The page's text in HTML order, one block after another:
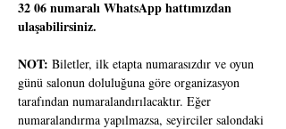
32 06 numaralı WhatsApp hattımızdan
ulaşabilirsiniz.
NOT: Biletler, ilk etapta numarasızdır ve oyun
günü salonun doluluğuna göre organizasyon
tarafından numaralandırılacaktır. Eğer
numaralandırma yapılmazsa, seyirciler salondaki